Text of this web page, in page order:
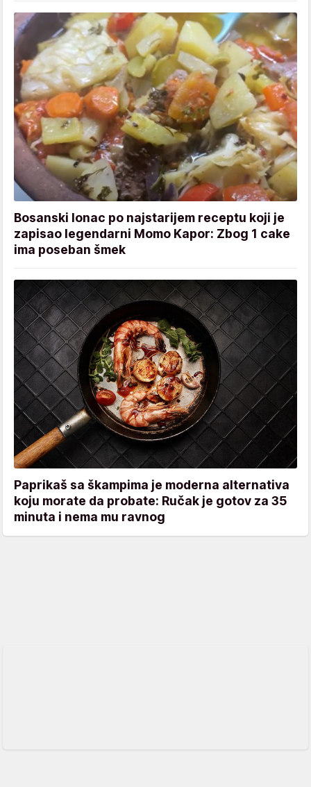
Bosanski lonac po najstarijem receptu koji je
zapisao legendarni Momo Kapor: Zbog 1 cake
ima poseban šmek
Paprikaš sa škampima je moderna alternativa
koju morate da probate: Ručak je gotov za 35
minuta i nema mu ravnog